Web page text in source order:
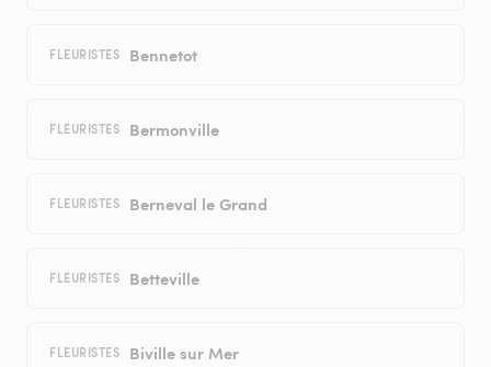
FLEURISTES Bennetot
FLEURISTES Bermonville
FLEURISTES Berneval le Grand
FLEURISTES Betteville
FLEURISTES Biville sur Mer